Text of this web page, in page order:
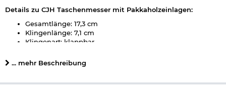
Details zu CJH Taschenmesser mit Pakkaholzeinlagen:
Gesamtlänge: 17,3 cm
Klingenlänge: 7,1 cm
Klingenart: klappbar
Grifflänge: 10,2 cm
Material Griff: Pakkaholz
mit Gürtelclip
... mehr Beschreibung